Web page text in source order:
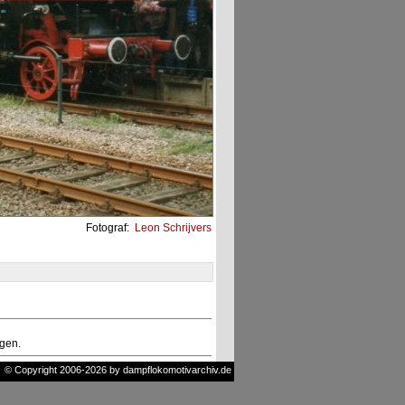
Fotograf: Leon Schrijvers
© Copyright 2006-2026 by dampflokomotivarchiv.de